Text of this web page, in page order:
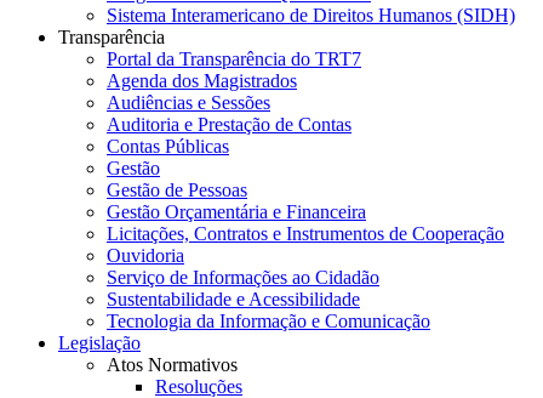
Sistema Interamericano de Direitos Humanos (SIDH)
Transparência
Portal da Transparência do TRT7
Agenda dos Magistrados
Audiências e Sessões
Auditoria e Prestação de Contas
Contas Públicas
Gestão
Gestão de Pessoas
Gestão Orçamentária e Financeira
Licitações, Contratos e Instrumentos de Cooperação
Ouvidoria
Serviço de Informações ao Cidadão
Sustentabilidade e Acessibilidade
Tecnologia da Informação e Comunicação
Legislação
Atos Normativos
Resoluções